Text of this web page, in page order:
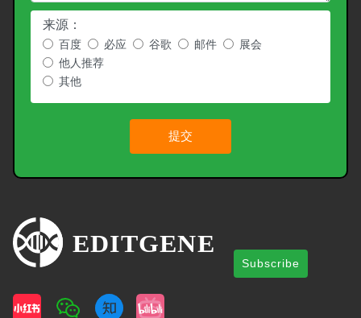
来源：
百度 必应 谷歌 邮件
展会
他人推荐
其他
提交
Subscribe